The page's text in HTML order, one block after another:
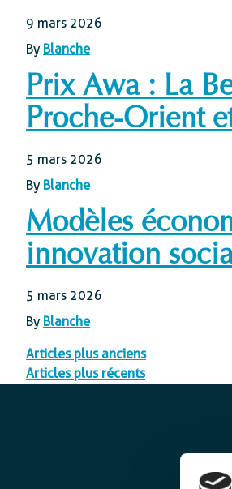
9 mars 2026
By Blanche
Prix Awa : La
Proche-Orient
5 mars 2026
By Blanche
Modèles
innovation
5 mars 2026
By Blanche
Navigation
des
Articles plus anciens
Articles plus récents